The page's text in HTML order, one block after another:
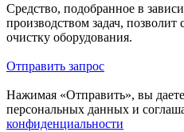
Средство, подобранное в
производством задач,
очистку оборудования.
Отправить запрос
Нажимая «Отправить», вы
персональных данных и
конфиденциальности